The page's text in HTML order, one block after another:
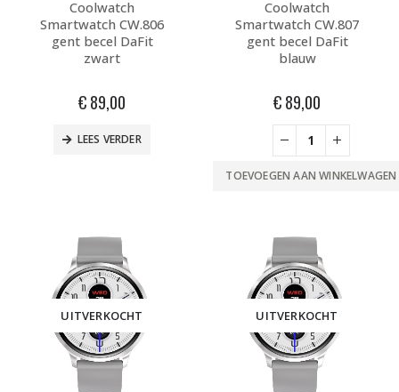
Coolwatch
Smartwatch CW.806
gent becel DaFit
zwart
€89,00
LEES VERDER
Coolwatch
Smartwatch CW.807
gent becel DaFit
blauw
€89,00
TOEVOEGEN AAN WINKELWAGEN
UITVERKOCHT UITVERKOCHT